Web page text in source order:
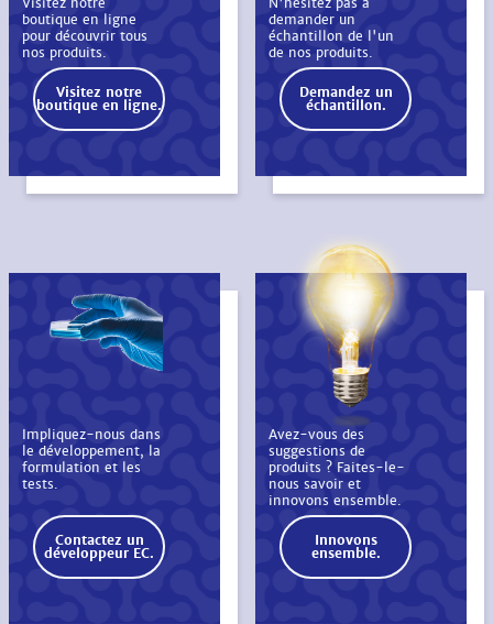
Visitez notre
boutique en ligne
pour découvrir tous
nos produits.
Visitez notre
boutique en ligne.
N'hésitez pas à
demander un
échantillon de l'un
de nos produits.
Demandez un
échantillon.
Impliquez-nous dans
le développement, la
formulation et les
tests.
Contactez un
développeur EC.
Avez-vous des
suggestions de
produits ? Faites-le-
nous savoir et
innovons ensemble.
Innovons
ensemble.